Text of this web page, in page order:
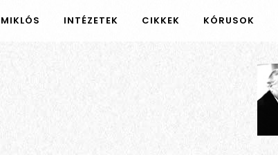
INTÉZETEK CIKKEK KÓRUSOK